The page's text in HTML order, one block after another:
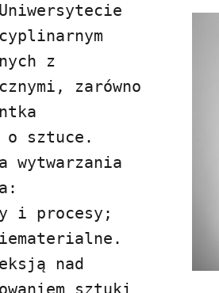
z
zarówno
sztuce.
wytwarzania
i procesy;
nad
sztuki